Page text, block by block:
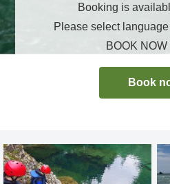
Booking is
Please select
BOOK NOW
Book